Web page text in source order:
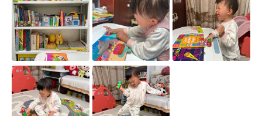
给妈妈放书
哈哈 我听听就好
只是后悔英语启蒙没有早点也没有坚持下来
虽然娃贪玩写字丑陋
但是我还是爱那个喜欢歪在妈妈身边读书的小家伙😊😊😊
😊
分级阅读：super hammy（小分级）、牛津树…
最近每天都会坚持亲子共读，我家娃的阅读习惯已经慢慢
养成了，回到家吃完晚饭，她都会拉着我说：“妈妈读
书”这真的让我很欣慰～
之前有朋友跟我说，我家孩子不愿意看书，到家就是玩玩